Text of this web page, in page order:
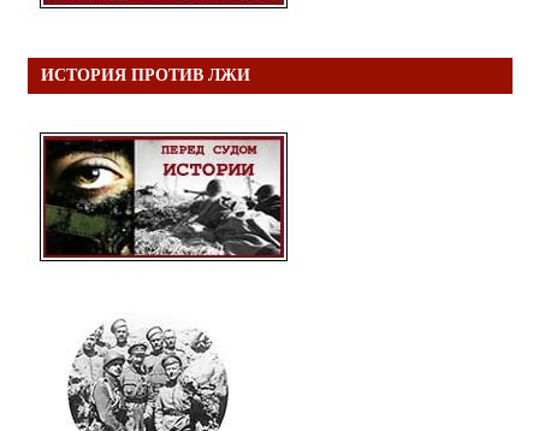
ИСТОРИЯ ПРОТИВ ЛЖИ